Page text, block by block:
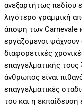
ανεξαρτήτως πεδίου
λιγότερο γραµµική
άποψη των Carnevale
εργαζόµενοι
διαφορετικές
επαγγελµατικής
άνθρωπος είναι
επαγγελµατικές
του και η εκπαίδευση